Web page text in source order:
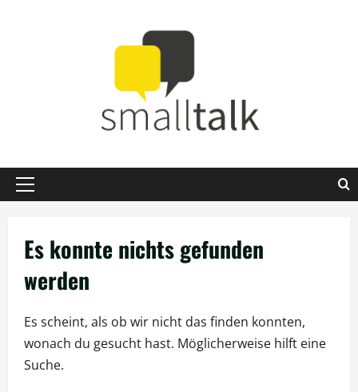
Primäres
Es konnte nichts gefunden
werden
Es scheint, als ob wir nicht das finden konnten,
wonach du gesucht hast. Möglicherweise hilft eine
Suche.